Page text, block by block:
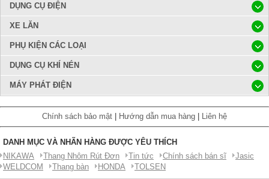
DỤNG CỤ ĐIỆN
XE LĂN
PHỤ KIỆN CÁC LOẠI
DỤNG CỤ KHÍ NÉN
MÁY PHÁT ĐIỆN
Chính sách bảo mật Hướng dẫn mua hàng Liên hệ
DANH MỤC VÀ NHÃN HÀNG ĐƯỢC YÊU THÍCH
NIKAWA
Thang Nhôm Rút Đơn Tin tức Chính sách bán sĩ
Jasic
WELDCOM
Thang bàn HONDA TOLSEN